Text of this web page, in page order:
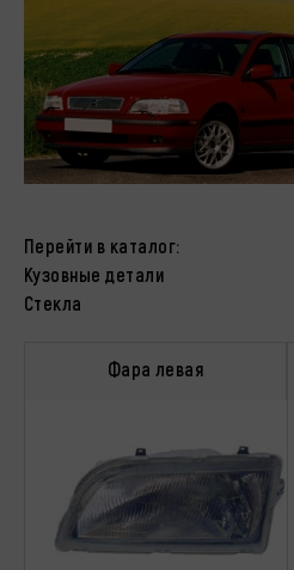
Перейти в каталог:
Кузовные детали
Стекла
Фара левая